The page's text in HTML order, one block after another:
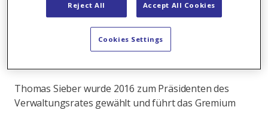
Spitze von Axpo nicht mehr als
Verwaltungsratspräsident antreten wird. Die
Ankündigung ermöglicht den Aktionären, den
Nachfolgeprozess mit ausreichend zeitlichem
Thomas Sieber wurde 2016 zum Präsidenten des
Verwaltungsrates gewählt und führt das Gremium
Reject All Accept All Cookies
Cookies Settings